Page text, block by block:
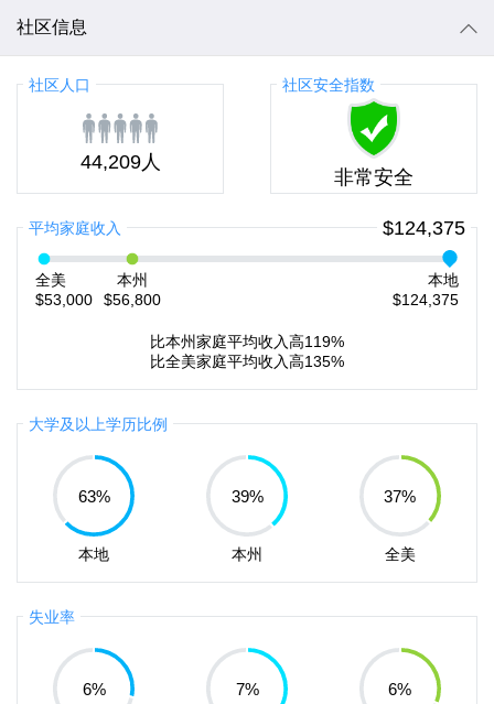
社区信息
社区人口
44,209人
社区安全指数
非常安全
平均家庭收入 $124,375
全美
$53,000
本州
$56,800
本地
$124,375
比本州家庭平均收入高119%
比全美家庭平均收入高135%
大学及以上学历比例
63%
本地
39%
本州
37%
全美
失业率
6% 7% 6%